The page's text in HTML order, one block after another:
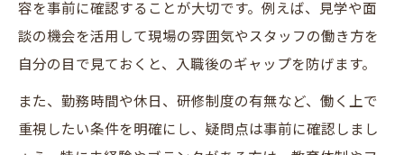
看護職員が感じる地域密着型ならではのや
りがい
安城市でワークライフバランスを実現する
働き方
通所介護で求められる看護職員の役割と心
容を事前に確認することが大切です。例えば、見学や面
談の機会を活用して現場の雰囲気やスタッフの働き方を
自分の目で見ておくと、入職後のギャップを防げます。
また、勤務時間や休日、研修制度の有無など、働く上で
重視したい条件を明確にし、疑問点は事前に確認しまし